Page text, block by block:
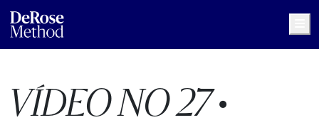
VÍDEO NO 27 •